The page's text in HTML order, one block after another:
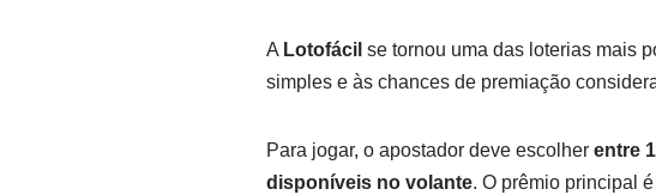
A Lotofácil se tornou uma das loterias mais
simples e às chances de premiação
Para jogar, o apostador deve escolher entre
disponíveis no volante. O prêmio principal